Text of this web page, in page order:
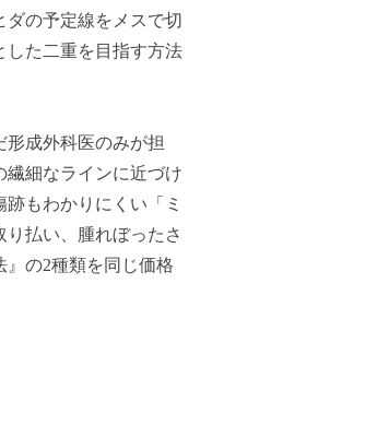
ダの予定線をメスで切
した二重を目指す方法
成外科医のみが担
繊細なラインに近づけ
もわかりにくい「ミ
払い、腫れぼったさ
』の2種類を同じ価格